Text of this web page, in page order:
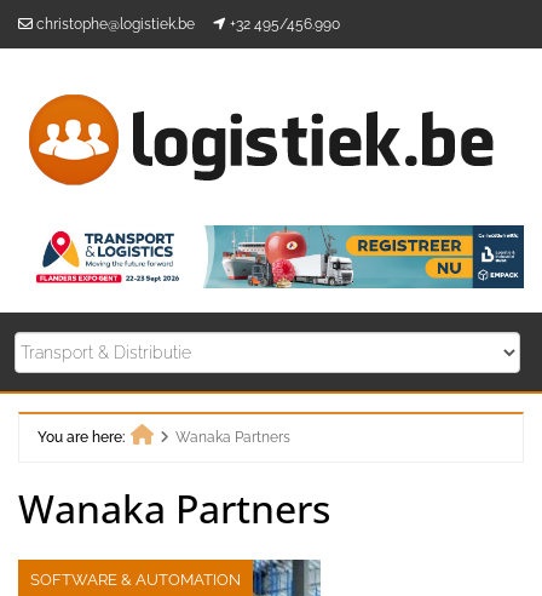
christophe@logistiek.be +32 495/456.990
You are here:
Wanaka Partners
Wanaka Partners
SOFTWARE & AUTOMATION